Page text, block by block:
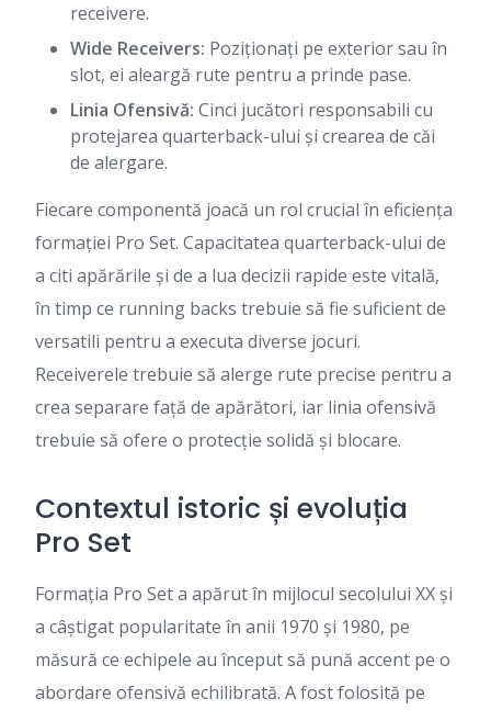
receivere.
Wide Receivers: Poziționați pe exterior sau în
slot, ei aleargă rute pentru a prinde pase.
Linia Ofensivă: Cinci jucători responsabili cu
protejarea quarterback-ului și crearea de căi
de alergare.
Fiecare componentă joacă un rol crucial în eficiența
formației Pro Set. Capacitatea quarterback-ului de
a citi apărările și de a lua decizii rapide este vitală,
în timp ce running backs trebuie să fie suficient de
versatili pentru a executa diverse jocuri.
Receiverele trebuie să alerge rute precise pentru a
crea separare față de apărători, iar linia ofensivă
trebuie să ofere o protecție solidă și blocare.
Contextul istoric și evoluția
Pro Set
Formația Pro Set a apărut în mijlocul secolului XX și
a câștigat popularitate în anii 1970 și 1980, pe
măsură ce echipele au început să pună accent pe o
abordare ofensivă echilibrată. A fost folosită pe